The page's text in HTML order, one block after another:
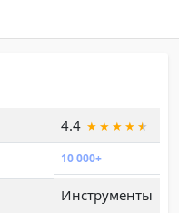
4.4
10 000+
Инструменты